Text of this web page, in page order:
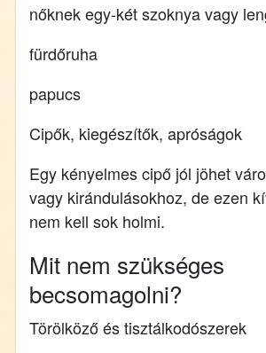
nőknek egy-két szoknya vagy
fürdőruha
papucs
Cipők, kiegészítők, apróságok
Egy kényelmes cipő jól jöhet
vagy kirándulásokhoz, de ezen
nem kell sok holmi.
Mit nem szükséges
becsomagolni?
Törölköző és tisztálkodószerek